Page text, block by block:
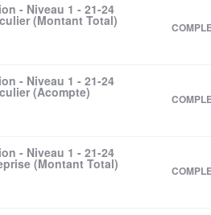
- Niveau 1 - 21-24
(Montant Total)
- Niveau 1 - 21-24
(Acompte)
- Niveau 1 - 21-24
(Montant Total)